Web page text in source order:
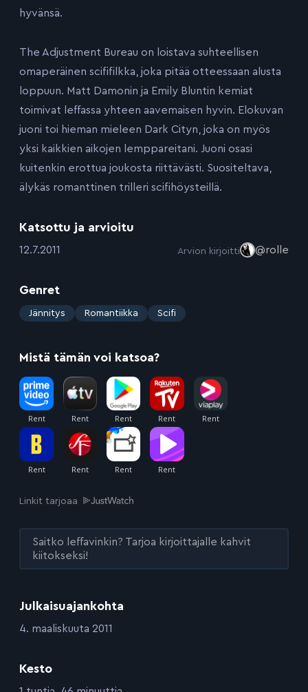
Julkaisuajankohta
:4. maaliskuuta 2011
Kesto
hyvänsä.
The Adjustment Bureau on loistava suhteellisen
omaperäinen scififilkka, joka pitää otteessaan alusta
loppuun. Matt Damonin ja Emily Bluntin kemiat
toimivat leffassa yhteen aavemaisen hyvin. Elokuvan
juoni toi hieman mieleen Dark Cityn, joka on myös
yksi kaikkien aikojen lemppareitani. Juoni osasi
kuitenkin erottua joukosta riittävästi. Suositeltava,
älykäs romanttinen trilleri scifihöysteillä.
Katsottu ja arvioitu
:12.7.2011 Arvion kirjoitti @rolle
Genret
: Jännitys Romantiikka Scifi
Mistä tämän voi katsoa?
Linkit tarjoaa
Saitko leffavinkin? Tarjoa kirjoittajalle kahvit
kiitokseksi!